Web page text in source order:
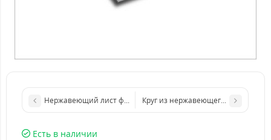
Нержавеющий лист формата бумаги А4 210 х 297 мм размер
Круг из нержавеющего листа d
Есть в наличии